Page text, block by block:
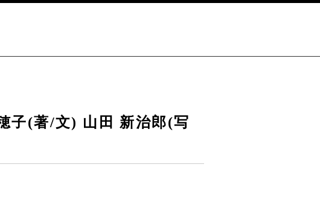
子(著/文) 山田 新治郎(写